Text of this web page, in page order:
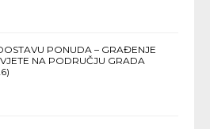
PONUDA – GRAĐENJE
NA PODRUČJU GRADA